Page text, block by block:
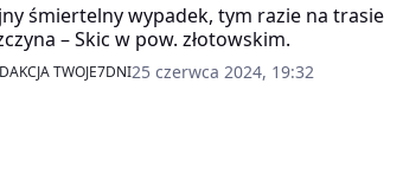
śmiertelny wypadek, tym razie na trasie
– Skic w pow. złotowskim.
TWOJE7DNI25 czerwca 2024, 19:32